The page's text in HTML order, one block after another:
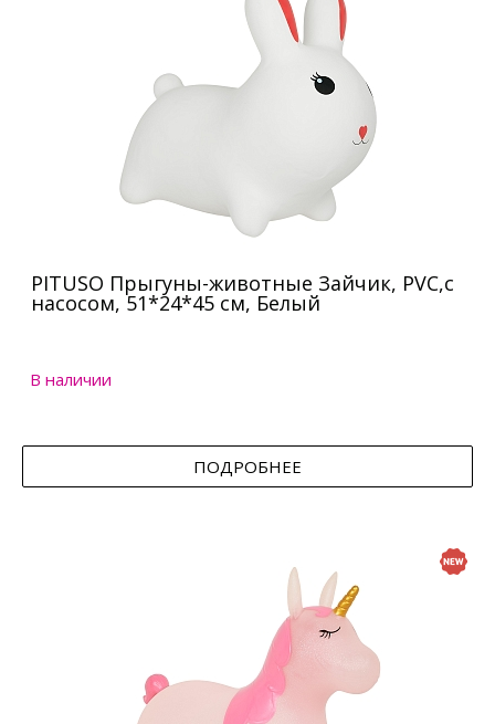
PITUSO Прыгуны-животные Зайчик, PVC,с
насосом, 51*24*45 см, Белый
В наличии
ПОДРОБНЕЕ